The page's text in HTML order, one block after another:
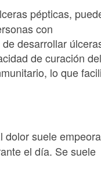
pépticas,
con
desarrollar
de curación del
lo que
dolor suele
el día. Se suele